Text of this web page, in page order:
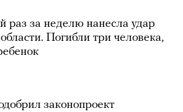
раз за неделю нанесла удар
Погибли три человека,
законопроект